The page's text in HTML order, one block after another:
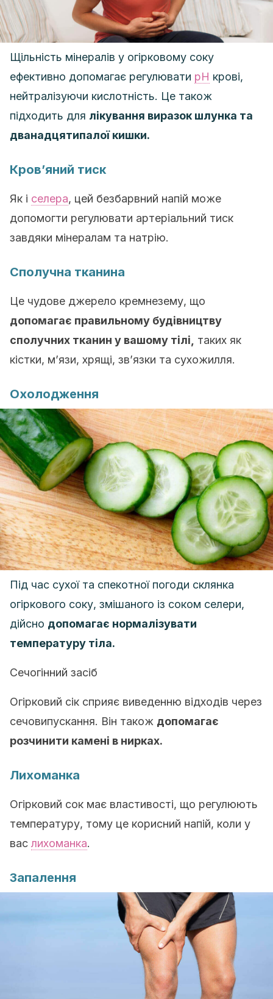
Щільність мінералів у огірковому соку
ефективно допомагає регулювати рН крові,
нейтралізуючи кислотність. Це також
підходить для лікування виразок шлунка та
дванадцятипалої кишки.
Кров’яний тиск
Як і селера, цей безбарвний напій може
допомогти регулювати артеріальний тиск
завдяки мінералам та натрію.
Сполучна тканина
Це чудове джерело кремнезему, що
допомагає правильному будівництву
сполучних тканин у вашому тілі,
таких як
кістки, м’язи, хрящі, зв’язки та сухожилля.
Охолодження
Під час сухої та спекотної погоди склянка
огіркового соку, змішаного із соком селери,
дійсно допомагає нормалізувати
температуру тіла.
Сечогінний засіб
Огірковий сік сприяє виведенню відходів через
сечовипускання. Він також допомагає
розчинити камені в нирках.
Лихоманка
Огірковий сок має властивості, що регулюють
температуру, тому це корисний напій, коли у
вас лихоманка.
Запалення